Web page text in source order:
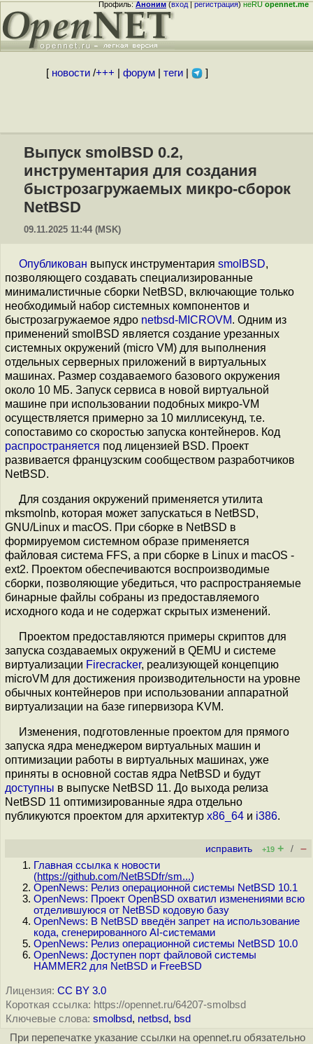
Профиль:Аноним(вход|регистрация)неRUopennet.me
[ новости/+++ форум| теги| ]
Выпуск smolBSD 0.2,
инструментария для создания
быстрозагружаемых микро-сборок
NetBSD
09.11.2025 11:44 (MSK)
Опубликован выпуск инструментария smolBSD,
позволяющего создавать специализированные
минималистичные сборки NetBSD, включающие только
необходимый набор системных компонентов и
быстрозагружаемое ядро netbsd-MICROVM. Одним из
применений smolBSD является создание урезанных
системных окружений (micro VM) для выполнения
отдельных серверных приложений в виртуальных
машинах. Размер создаваемого базового окружения
около 10 МБ. Запуск сервиса в новой виртуальной
машине при использовании подобных микро-VM
осуществляется примерно за 10 миллисекунд, т.е.
сопоставимо со скоростью запуска контейнеров. Код
распространяется под лицензией BSD. Проект
развивается французским сообществом разработчиков
NetBSD.
Для создания окружений применяется утилита
mksmolnb, которая может запускаться в NetBSD,
GNU/Linux и macOS. При сборке в NetBSD в
формируемом системном образе применяется
файловая система FFS, а при сборке в Linux и macOS -
ext2. Проектом обеспечиваются воспроизводимые
сборки, позволяющие убедиться, что распространяемые
бинарные файлы собраны из предоставляемого
исходного кода и не содержат скрытых изменений.
Проектом предоставляются примеры скриптов для
запуска создаваемых окружений в QEMU и системе
виртуализации Firecracker, реализующей концепцию
microVM для достижения производительности на уровне
обычных контейнеров при использовании аппаратной
виртуализации на базе гипервизора KVM.
Изменения, подготовленные проектом для прямого
запуска ядра менеджером виртуальных машин и
оптимизации работы в виртуальных машинах, уже
приняты в основной состав ядра NetBSD и будут
доступны в выпуске NetBSD 11. До выхода релиза
NetBSD 11 оптимизированные ядра отдельно
публикуются проектом для архитектур x86_64 и i386.
исправить +19 + / –
Главная ссылка к новости
(https://github.com/NetBSDfr/sm...)
OpenNews: Релиз операционной системы NetBSD 10.1
OpenNews: Проект OpenBSD охватил изменениями всю
отделившуюся от NetBSD кодовую базу
OpenNews: В NetBSD введён запрет на использование
кода, сгенерированного AI-системами
OpenNews: Релиз операционной системы NetBSD 10.0
OpenNews: Доступен порт файловой системы
HAMMER2 для NetBSD и FreeBSD
Лицензия: CC BY 3.0
Короткая ссылка: https://opennet.ru/64207-smolbsd
Ключевые слова: smolbsd, netbsd, bsd
При перепечатке указание ссылки на opennet.ru обязательно